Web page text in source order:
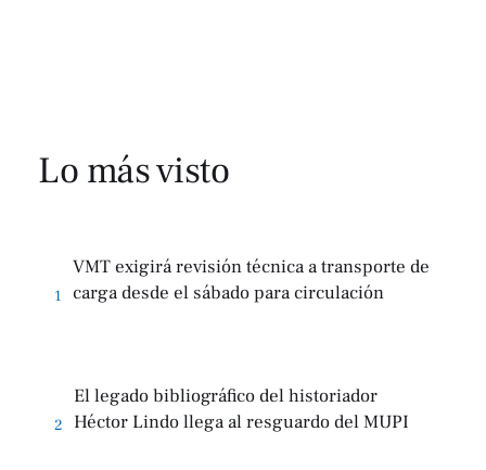
Lo más visto
1
VMT exigirá revisión técnica a transporte de
carga desde el sábado para circulación
2
El legado bibliográfico del historiador
Héctor Lindo llega al resguardo del MUPI